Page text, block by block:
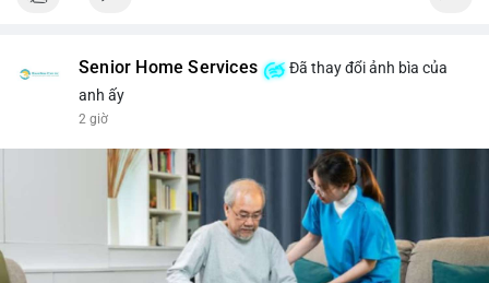
Senior Home Services
Đã thay đổi ảnh bìa của
anh ấy
2 giờ